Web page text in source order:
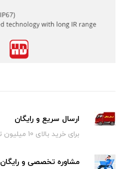
ارسال سریع و رایگان
برای خرید بالای 10 میلیون تومان
مشاوره تخصصی و رایگان